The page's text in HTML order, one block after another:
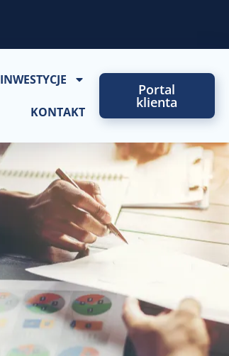
INWESTYCJE
KONTAKT
Portal
klienta